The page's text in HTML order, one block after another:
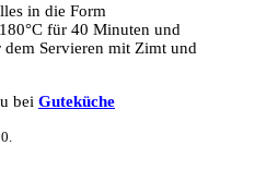
in die Form
für 40 Minuten und
Servieren mit Zimt und
bei Guteküche